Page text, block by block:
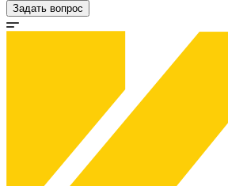
Задать вопрос